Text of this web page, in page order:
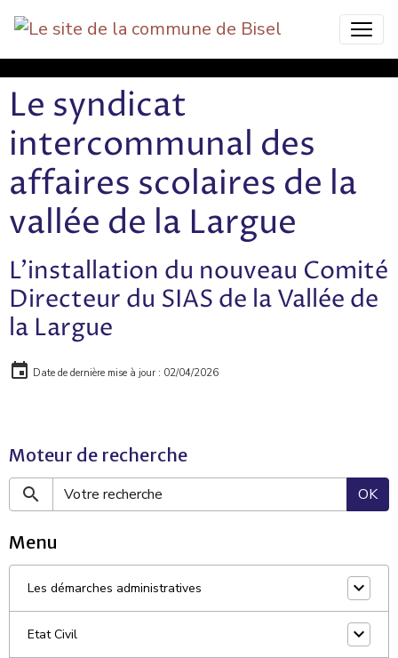
Le syndicat
intercommunal des
affaires scolaires de la
vallée de la Largue
L'installation du nouveau Comité
Directeur du SIAS de la Vallée de
la Largue
Date de dernière mise à jour : 02/04/2026
Moteur de recherche
OK
Menu
Les démarches administratives
Etat Civil